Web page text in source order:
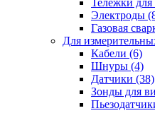
Тележки для
Электроды
Газовая
Для
Кабели (6)
Шнуры (4)
Датчики (38)
Зонды для